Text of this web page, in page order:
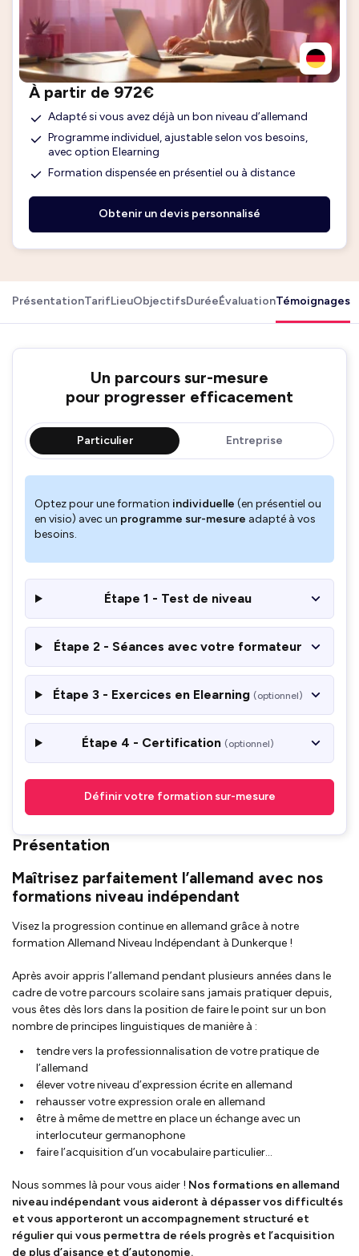
À partir de 972€
Adapté si vous avez déjà un bon niveau d’allemand
Programme individuel, ajustable selon vos besoins,
avec option Elearning
Formation dispensée en présentiel ou à distance
Obtenir un devis personnalisé
PrésentationTarifLieuObjectifsDuréeÉvaluationTémoignages
Un parcours sur-mesure
pour progresser efficacement
Particulier Entreprise
Optez pour une formation individuelle (en présentiel ou
en visio) avec un programme sur-mesure adapté à vos
besoins.
Étape 1 - Test de niveau
Étape 2 - Séances avec votre formateur
Étape 3 - Exercices en Elearning (optionnel)
Étape 4 - Certification (optionnel)
Définir votre formation sur-mesure
Présentation
Maîtrisez parfaitement l’allemand avec nos
formations niveau indépendant
Visez la progression continue en allemand grâce à notre
formation Allemand Niveau Indépendant à Dunkerque !
Après avoir appris l’allemand pendant plusieurs années dans le
cadre de votre parcours scolaire sans jamais pratiquer depuis,
vous êtes dès lors dans la position de faire le point sur un bon
nombre de principes linguistiques de manière à :
tendre vers la professionnalisation de votre pratique de
l’allemand
élever votre niveau d’expression écrite en allemand
rehausser votre expression orale en allemand
être à même de mettre en place un échange avec un
interlocuteur germanophone
faire l’acquisition d’un vocabulaire particulier…
Nous sommes là pour vous aider ! Nos formations en allemand
niveau indépendant vous aideront à dépasser vos difficultés
et vous apporteront un accompagnement structuré et
régulier qui vous permettra de réels progrès et l’acquisition
de plus d’aisance et d’autonomie.